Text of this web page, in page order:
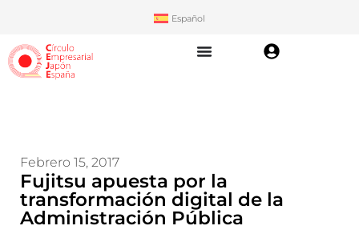
Español
Febrero 15, 2017
Fujitsu apuesta por la
transformación digital de la
Administración Pública